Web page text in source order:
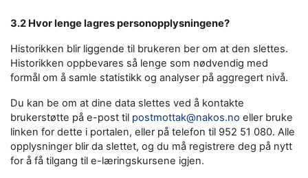
3.2 Hvor lenge lagres personopplysningene?
Historikken blir liggende til brukeren ber om at den slettes.
Historikken oppbevares så lenge som nødvendig med
formål om å samle statistikk og analyser på aggregert nivå.
Du kan be om at dine data slettes ved å kontakte
brukerstøtte på e-post til postmottak@nakos.no eller bruke
linken for dette i portalen, eller på telefon til 952 51 080. Alle
opplysninger blir da slettet, og du må registrere deg på nytt
for å få tilgang til e-læringskursene igjen.